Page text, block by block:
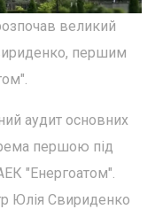
великий
першим
аудит основних
першою під
"Енергоатом".
Юлія Свириденко